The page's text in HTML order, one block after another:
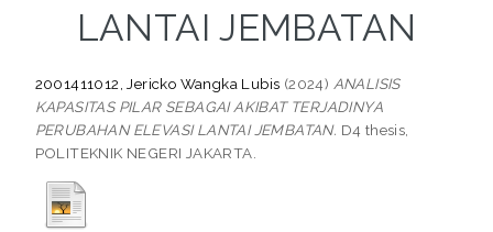
LANTAI JEMBATAN
2001411012, Jericko Wangka Lubis (2024) ANALISIS
KAPASITAS PILAR SEBAGAI AKIBAT TERJADINYA
PERUBAHAN ELEVASI LANTAI JEMBATAN. D4 thesis,
POLITEKNIK NEGERI JAKARTA.